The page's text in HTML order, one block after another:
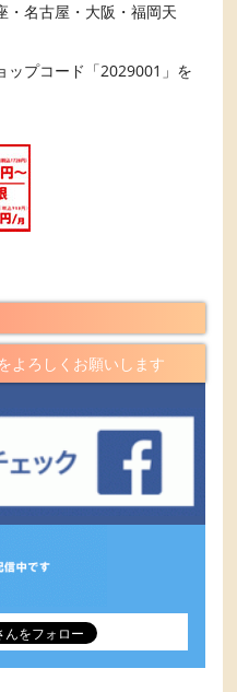
・名古屋・大阪・福岡天
ップコード「2029001」を
よろしくお願いします